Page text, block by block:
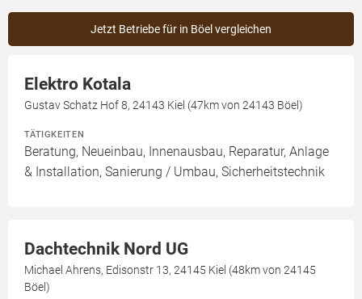
Jetzt Betriebe für in Böel vergleichen
Elektro Kotala
Gustav Schatz Hof 8, 24143 Kiel (47km von 24143 Böel)
TÄTIGKEITEN
Beratung, Neueinbau, Innenausbau, Reparatur, Anlage
& Installation, Sanierung / Umbau, Sicherheitstechnik
Dachtechnik Nord UG
Michael Ahrens, Edisonstr 13, 24145 Kiel (48km von 24145
Böel)